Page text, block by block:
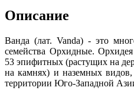
Описание
Ванда (лат. Vanda) - это
семейства Орхидные.
53 эпифитных (растущих на
на камнях) и наземных
территории Юго-Западной